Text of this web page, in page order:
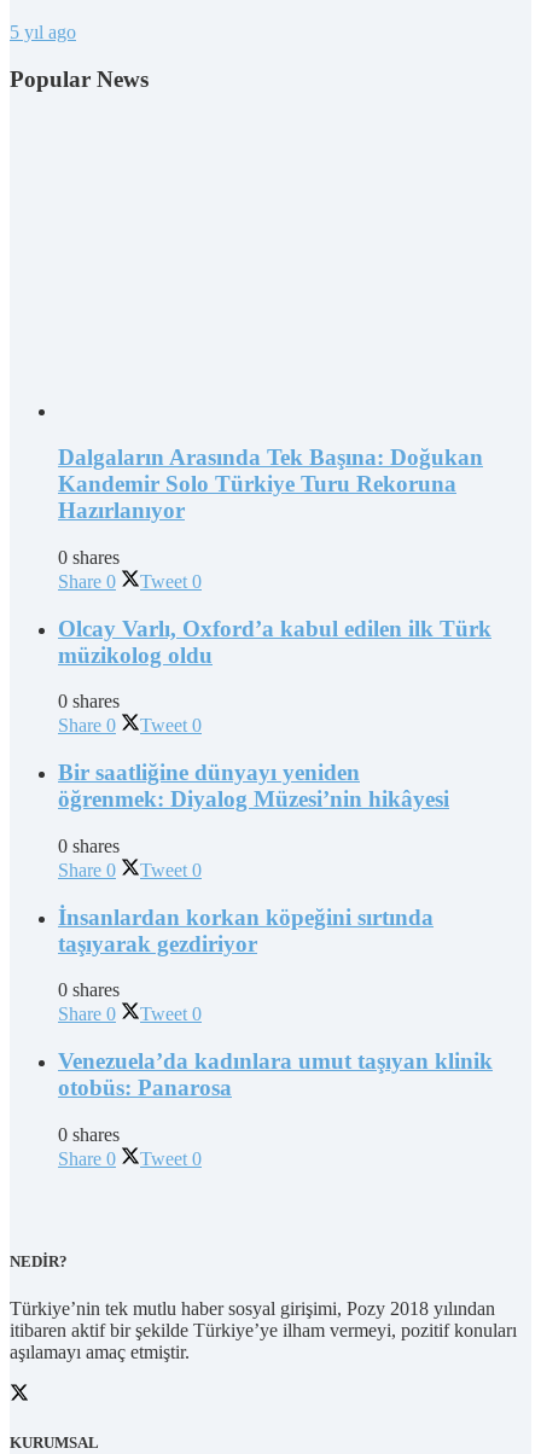
5 yıl ago
Popular News
Dalgaların Arasında Tek Başına: Doğukan
Kandemir Solo Türkiye Turu Rekoruna
Hazırlanıyor
0 shares
Share 0 Tweet 0
Olcay Varlı, Oxford’a kabul edilen ilk Türk
müzikolog oldu
0 shares
Share 0 Tweet 0
Bir saatliğine dünyayı yeniden
öğrenmek: Diyalog Müzesi’nin hikâyesi
0 shares
Share 0 Tweet 0
İnsanlardan korkan köpeğini sırtında
taşıyarak gezdiriyor
0 shares
Share 0 Tweet 0
Venezuela’da kadınlara umut taşıyan klinik
otobüs: Panarosa
0 shares
Share 0 Tweet 0
NEDİR?
Türkiye’nin tek mutlu haber sosyal girişimi, Pozy 2018 yılından
itibaren aktif bir şekilde Türkiye’ye ilham vermeyi, pozitif konuları
aşılamayı amaç etmiştir.
KURUMSAL